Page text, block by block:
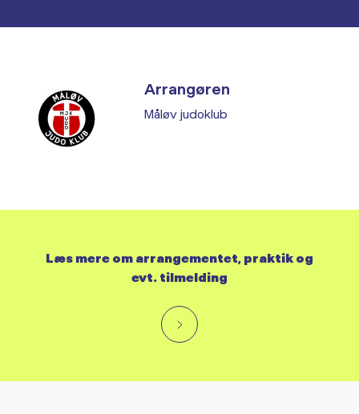
Arrangøren
Måløv judoklub
Læs mere om arrangementet, praktik og
evt. tilmelding